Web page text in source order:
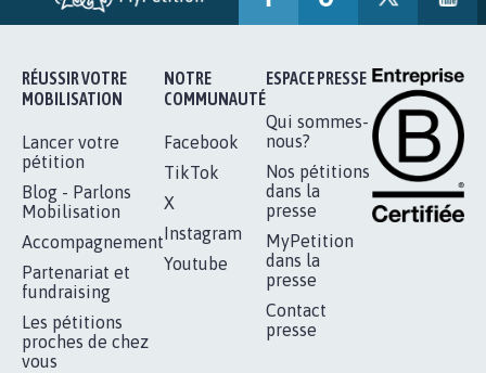
RÉUSSIR VOTRE
MOBILISATION
Lancer votre
pétition
Blog - Parlons
Mobilisation
Accompagnement
Partenariat et
fundraising
Les pétitions
proches de chez
vous
NOTRE
COMMUNAUTÉ
Facebook
TikTok
X
Instagram
Youtube
ESPACE PRESSE
Qui sommes-
nous?
Nos pétitions
dans la
presse
MyPetition
dans la
presse
Contact
presse